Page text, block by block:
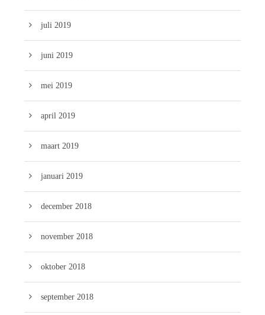
juli 2019
juni 2019
mei 2019
april 2019
maart 2019
januari 2019
december 2018
november 2018
oktober 2018
september 2018